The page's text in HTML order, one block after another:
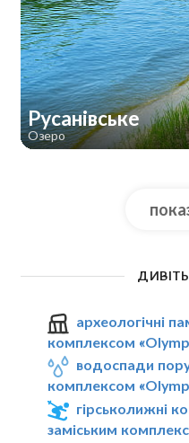
Русанівське
Озеро
археологічні
комплексом
водоспади
комплексом
гірськолижні
заміським